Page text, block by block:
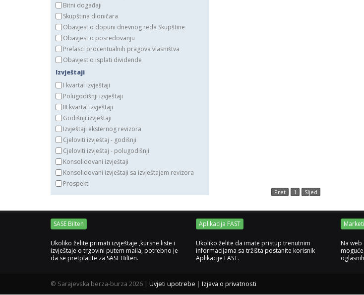
Bitni događaji
Skupština dioničara
Obavjest o dopuni dnevnog reda Skupštine
Obavjest o posredovanju
Prelasci procentualnih pragova vlasništva
Obavjest o isplati dividende
Izvještaji
I kvartal izvještaji
Polugodišnji izvještaji
III kvartal izvještaji
Godišnji izvještaji
Izvještaji eksternog revizora
Cjeloviti izvještaj - godišnji
Cjeloviti izvještaj - polugodišnji
Konsolidovani izvještaji
Konsolidovani izvještaji sa izvještajem revizora
Prospekt
Pret 1 Sljed
SASE Bilten
Ukoliko želite primati izvještaje ,kursne liste i
izvještaje o trgovini putem maila, potrebno je
da se pretplatite za SASE Bilten.
Aplikacija FAST
Ukoliko želite da imate pristup trenutnim
informacijama sa tržišta postanite korisnik
Aplikacije FAST.
Na web
© Sarajevska berza-burza 2026 | Uvjeti upotrebe | Izjava o privatnosti